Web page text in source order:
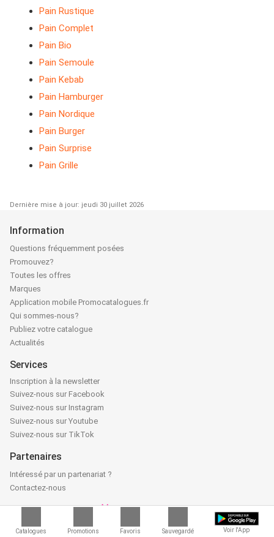
Catalogues Promotions Favoris Sauvegardé Voir l'App
Pain Rustique
Pain Complet
Pain Bio
Pain Semoule
Pain Kebab
Pain Hamburger
Pain Nordique
Pain Burger
Pain Surprise
Pain Grille
Dernière mise à jour: jeudi 30 juillet 2026
Information
Questions fréquemment posées
Promouvez?
Toutes les offres
Marques
Application mobile Promocatalogues.fr
Qui sommes-nous?
Publiez votre catalogue
Actualités
Services
Inscription à la newsletter
Suivez-nous sur Facebook
Suivez-nous sur Instagram
Suivez-nous sur Youtube
Suivez-nous sur TikTok
Partenaires
Intéressé par un partenariat ?
Contactez-nous